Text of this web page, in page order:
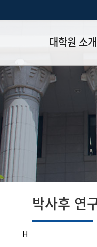
대학원 소개
원장인사
연혁
주임교수 연락처
자체 평가
H
박사후 연